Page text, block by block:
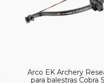
Arco EK Archery
para balestras Cobra